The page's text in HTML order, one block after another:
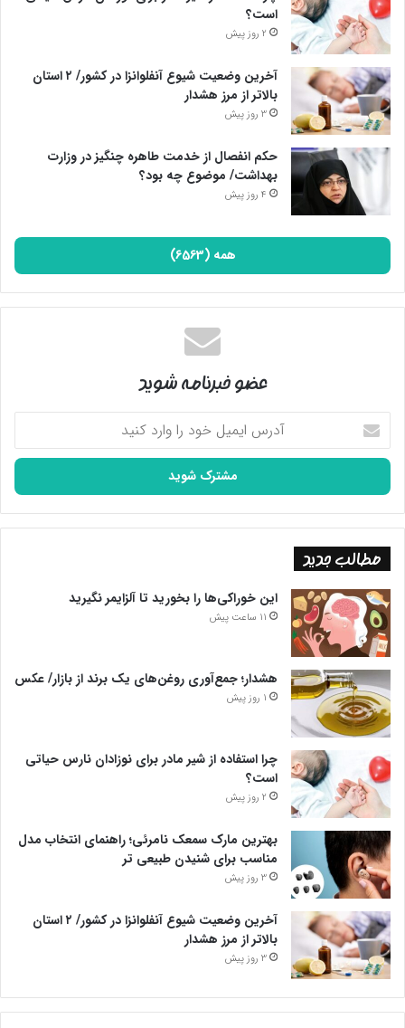
است؟
2 روز پیش
آخرین وضعیت شیوع آنفلوانزا در کشور/ ۲ استان
بالاتر از مرز هشدار
3 روز پیش
حکم انفصال از خدمت طاهره چنگیز در وزارت
بهداشت/ موضوع چه بود؟
4 روز پیش
همه (6563)
عضو خبرنامه شوید
آدرس
ایمیل
خود
وارد
کنید
مطالب جدید
این خوراکی‌ها را بخورید تا آلزایمر نگیرید
11 ساعت پیش
هشدار؛ جمع‌آوری روغن‌های یک برند از بازار/ عکس
1 روز پیش
چرا استفاده از شیر مادر برای نوزادان نارس حیاتی
است؟
2 روز پیش
بهترین مارک سمعک نامرئی؛ راهنمای انتخاب مدل
مناسب برای شنیدن طبیعی تر
3 روز پیش
آخرین وضعیت شیوع آنفلوانزا در کشور/ ۲ استان
بالاتر از مرز هشدار
3 روز پیش